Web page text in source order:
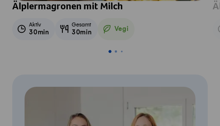
Älplermagronen mit Milch
Aktiv
30min
Gesamt
30min Vegi
Vegetarisch